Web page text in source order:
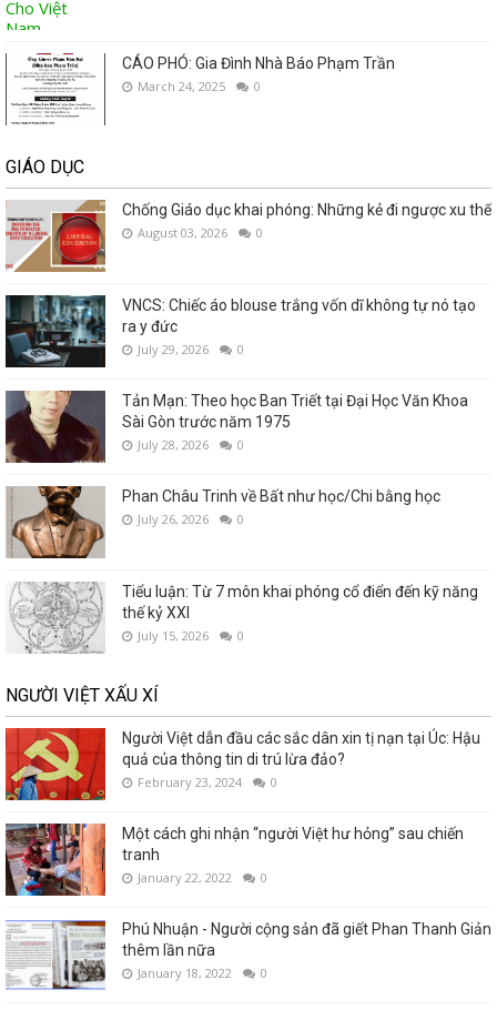
CÁO PHÓ: Gia Đình Nhà Báo Phạm Trần
March 24, 2025 0
GIÁO DỤC
Chống Giáo dục khai phóng: Những kẻ đi ngược xu thế
August 03, 2026 0
VNCS: Chiếc áo blouse trắng vốn dĩ không tự nó tạo
ra y đức
July 29, 2026 0
Tản Mạn: Theo học Ban Triết tại Đại Học Văn Khoa
Sài Gòn trước năm 1975
July 28, 2026 0
Phan Châu Trinh về Bất như học/Chi bằng học
July 26, 2026 0
Tiểu luận: Từ 7 môn khai phóng cổ điển đến kỹ năng
thế kỷ XXI
July 15, 2026 0
NGƯỜI VIỆT XẤU XÍ
Người Việt dẫn đầu các sắc dân xin tị nạn tại Úc: Hậu
quả của thông tin di trú lừa đảo?
February 23, 2024 0
Một cách ghi nhận “người Việt hư hỏng” sau chiến
tranh
January 22, 2022 0
Phú Nhuận - Người cộng sản đã giết Phan Thanh Giản
thêm lần nữa
January 18, 2022 0